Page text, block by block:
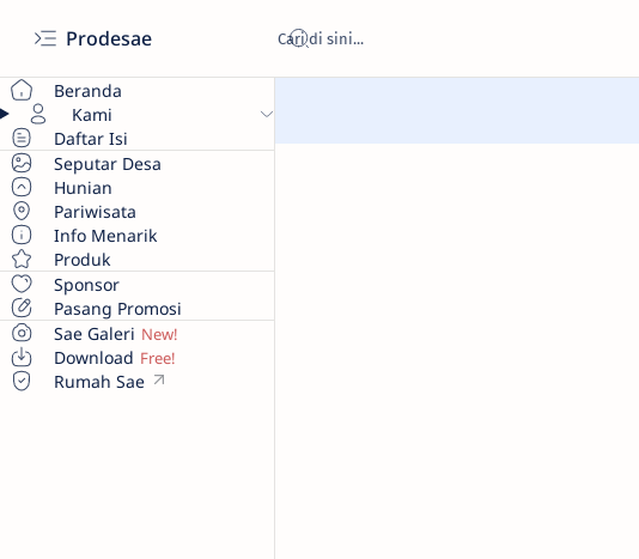
Prodesae
Beranda
Kami
Daftar Isi
Seputar Desa
Hunian
Pariwisata
Info Menarik
Produk
Sponsor
Pasang Promosi
Sae Galeri
Download
Rumah Sae